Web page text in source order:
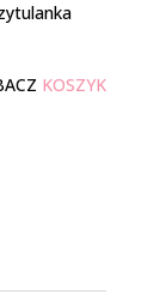
KOSZYK